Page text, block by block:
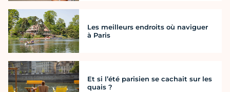
Les meilleurs endroits où naviguer
à Paris
Et si l’été parisien se cachait sur les
quais ?